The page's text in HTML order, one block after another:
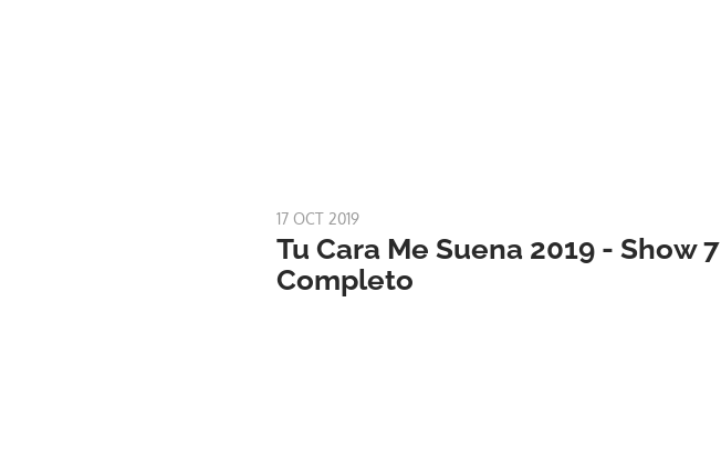
17 OCT 2019
Tu Cara Me Suena 2019 - Show 7
Completo